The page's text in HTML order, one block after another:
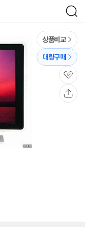
검
색
상품비교
대량구매
관
심